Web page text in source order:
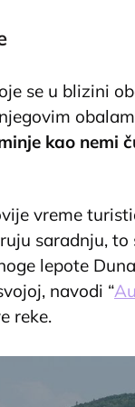
se u blizini
kao nemi
vreme
saradnju,
lepote
navodi “
reke.